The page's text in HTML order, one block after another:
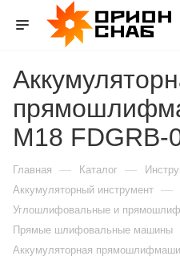
M18 FDGRB-
Главная — Каталог —
Аккумуляторный инструмент —
Углошлифовальные и
Прямые шлифовальные машины
Аккумуляторная